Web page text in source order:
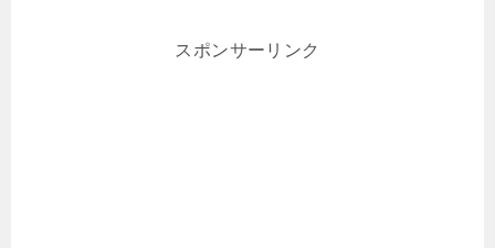
スポンサーリンク